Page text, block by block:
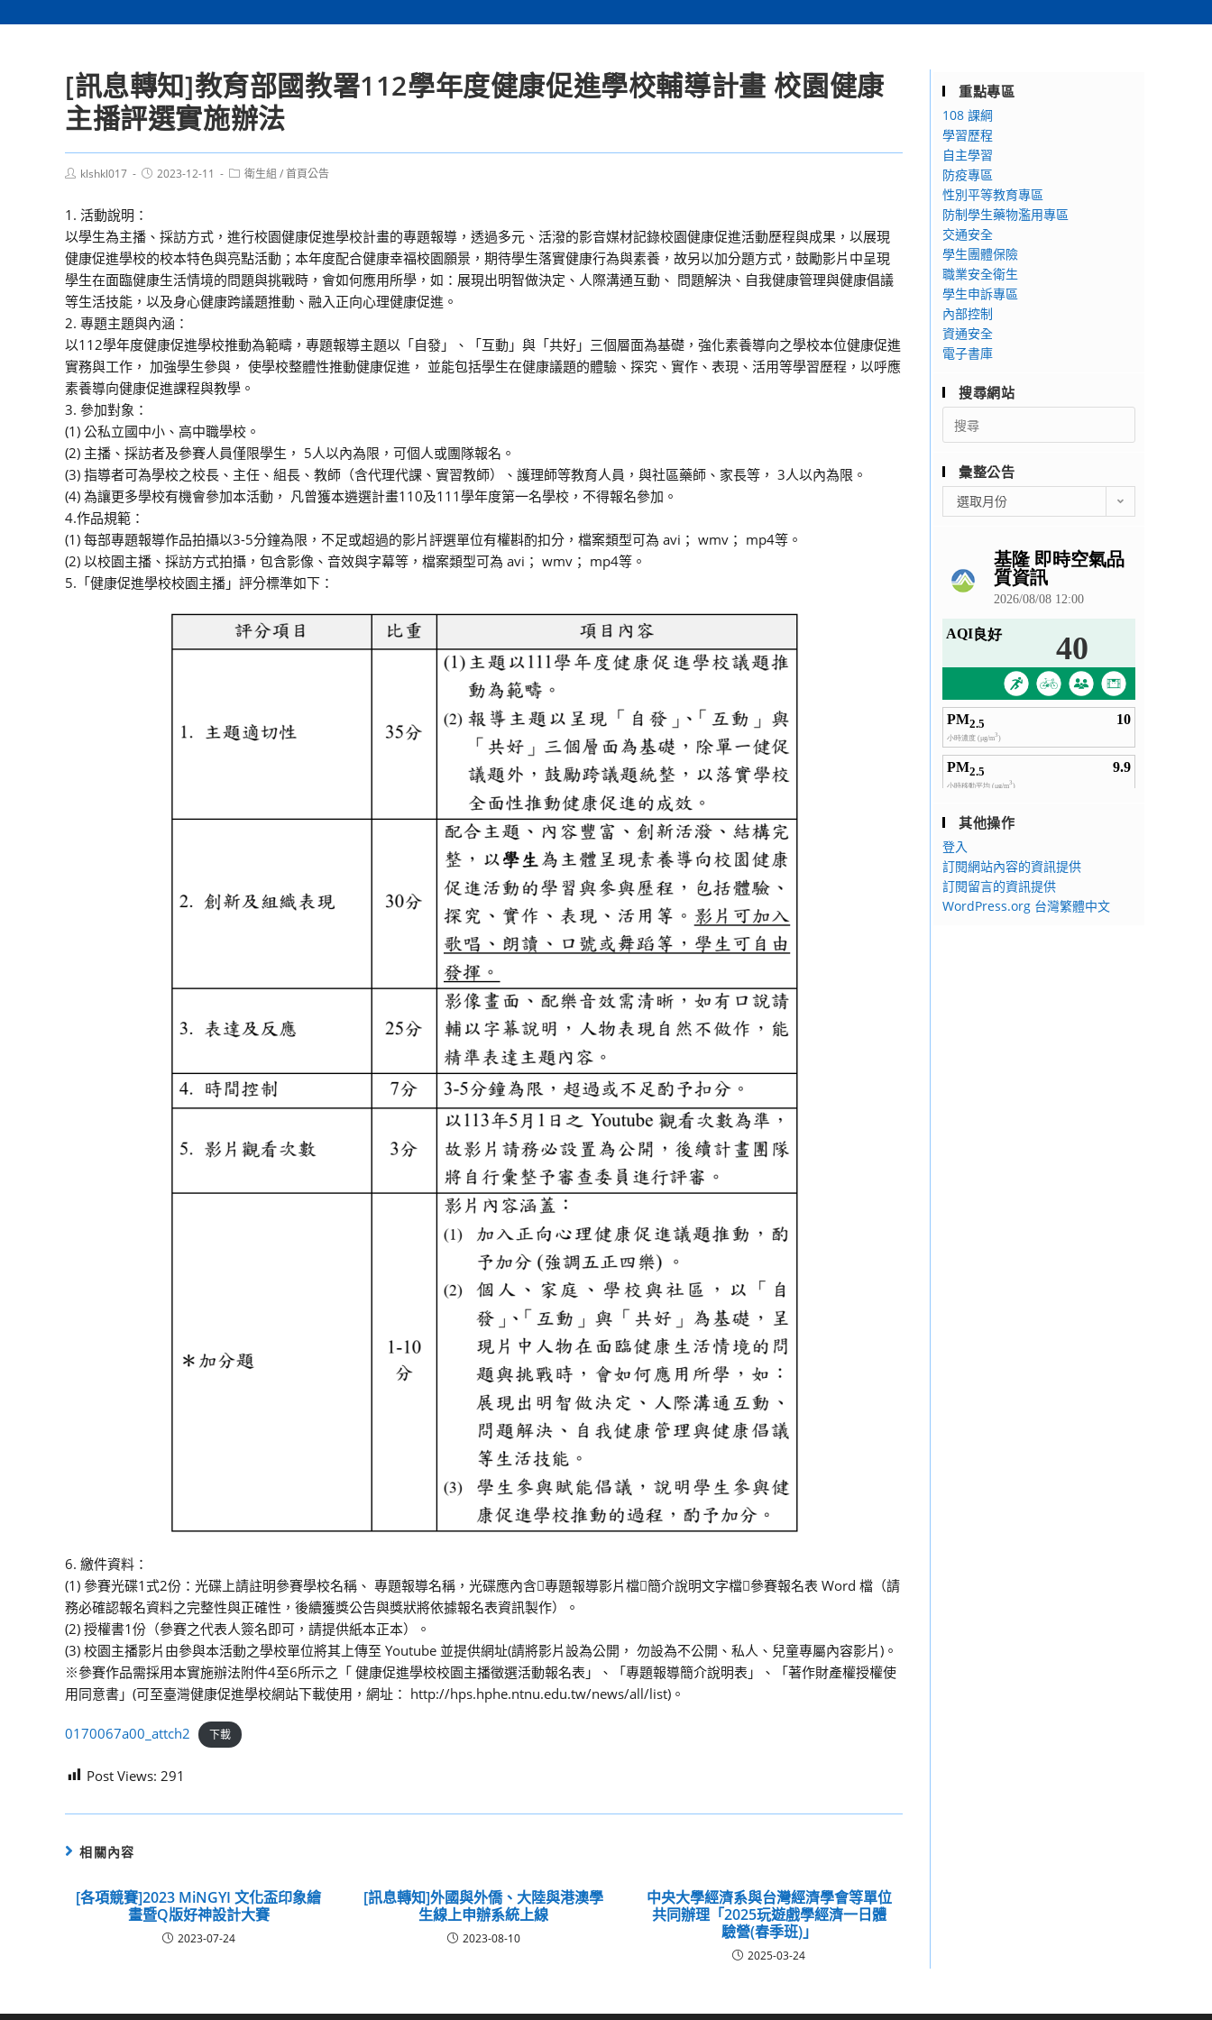
[訊息轉知]教育部國教署112學年度健康促進學校輔導計畫 校園健康
主播評選實施辦法
Postklshkl017
Post2023-12-11
Post衛生組 /首頁公告
1. 活動說明：
以學生為主播、採訪方式，進行校園健康促進學校計畫的專題報導，透過多元、活潑的影音媒材記錄校園健康促進活動歷程與成果，以展現
健康促進學校的校本特色與亮點活動；本年度配合健康幸福校園願景，期待學生落實健康行為與素養，故另以加分題方式，鼓勵影片中呈現
學生在面臨健康生活情境的問題與挑戰時，會如何應用所學，如：展現出明智做決定、人際溝通互動、 問題解決、自我健康管理與健康倡議
等生活技能，以及身心健康跨議題推動、融入正向心理健康促進。
2. 專題主題與內涵：
以112學年度健康促進學校推動為範疇，專題報導主題以「自發」、「互動」與「共好」三個層面為基礎，強化素養導向之學校本位健康促進
實務與工作， 加強學生參與， 使學校整體性推動健康促進， 並能包括學生在健康議題的體驗、探究、實作、表現、活用等學習歷程，以呼應
素養導向健康促進課程與教學。
3. 參加對象：
(1) 公私立國中小、高中職學校。
(2) 主播、採訪者及參賽人員僅限學生， 5人以內為限，可個人或團隊報名。
(3) 指導者可為學校之校長、主任、組長、教師（含代理代課、實習教師）、護理師等教育人員，與社區藥師、家長等， 3人以內為限。
(4) 為讓更多學校有機會參加本活動， 凡曾獲本遴選計畫110及111學年度第一名學校，不得報名參加。
4.作品規範：
(1) 每部專題報導作品拍攝以3-5分鐘為限，不足或超過的影片評選單位有權斟酌扣分，檔案類型可為 avi； wmv； mp4等。
(2) 以校園主播、採訪方式拍攝，包含影像、音效與字幕等，檔案類型可為 avi； wmv； mp4等。
5.「健康促進學校校園主播」評分標準如下：
6. 繳件資料：
(1) 參賽光碟1式2份：光碟上請註明參賽學校名稱、 專題報導名稱，光碟應內含專題報導影片檔簡介說明文字檔參賽報名表 Word 檔（請
務必確認報名資料之完整性與正確性，後續獲獎公告與獎狀將依據報名表資訊製作）。
(2) 授權書1份（參賽之代表人簽名即可，請提供紙本正本）。
(3) 校園主播影片由參與本活動之學校單位將其上傳至 Youtube 並提供網址(請將影片設為公開， 勿設為不公開、私人、兒童專屬內容影片)。
※參賽作品需採用本實施辦法附件4至6所示之「 健康促進學校校園主播徵選活動報名表」、「專題報導簡介說明表」、「著作財產權授權使
用同意書」(可至臺灣健康促進學校網站下載使用，網址： http://hps.hphe.ntnu.edu.tw/news/all/list)。
0170067a00_attch2 下載
Post Views: 291
相關內容
[各項競賽]2023 MiNGYI 文化盃印象繪
畫暨Q版好神設計大賽
2023-07-24
[訊息轉知]外國與外僑、大陸與港澳學
生線上申辦系統上線
2023-08-10
中央大學經濟系與台灣經濟學會等單位
共同辦理「2025玩遊戲學經濟一日體
驗營(春季班)」
2025-03-24
重點專區
108 課綱
學習歷程
自主學習
防疫專區
性別平等教育專區
防制學生藥物濫用專區
交通安全
學生團體保險
職業安全衛生
學生申訴專區
內部控制
資通安全
電子書庫
搜尋網站
Search
for:
彙整公告
整
選取月份
其他操作
登入
訂閱網站內容的資訊提供
訂閱留言的資訊提供
WordPress.org 台灣繁體中文